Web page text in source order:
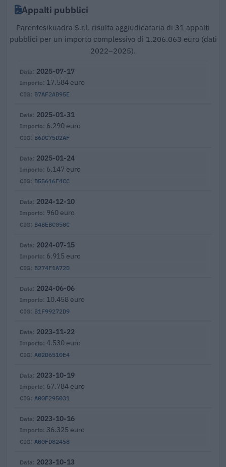
Appalti pubblici
Parentesikuadra S.r.l. risulta aggiudicataria di 31 appalti
pubblici per un importo complessivo di 1.206.063 euro (dati
2022–2025).
B7AF2AB95E
2025-07-17
17.584 euro
B6DC75D2AF
2025-01-31
6.290 euro
B55616F4CC
2025-01-24
6.147 euro
B4BEBC050C
2024-12-10
960 euro
B274F1A72D
2024-07-15
6.915 euro
B1F99272D9
2024-06-06
10.458 euro
A02D6510E4
2023-11-22
4.530 euro
A00F295031
2023-10-19
67.784 euro
A00FD82458
2023-10-16
36.325 euro
2023-10-13